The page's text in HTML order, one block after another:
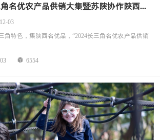
2024长三角名优农产品供销大集暨苏陕协作陕西特色农产品推介活动盛大开幕
03
色，集陕西名优品，“2024长三角名优农产品供销
 6554